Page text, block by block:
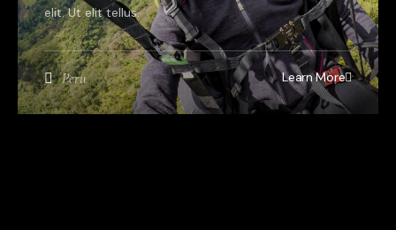
elit. Ut elit tellus.
Peru Learn More